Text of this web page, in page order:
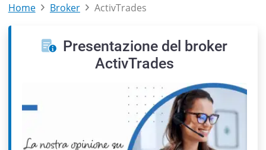
Home Broker ActivTrades
Presentazione del broker
ActivTrades